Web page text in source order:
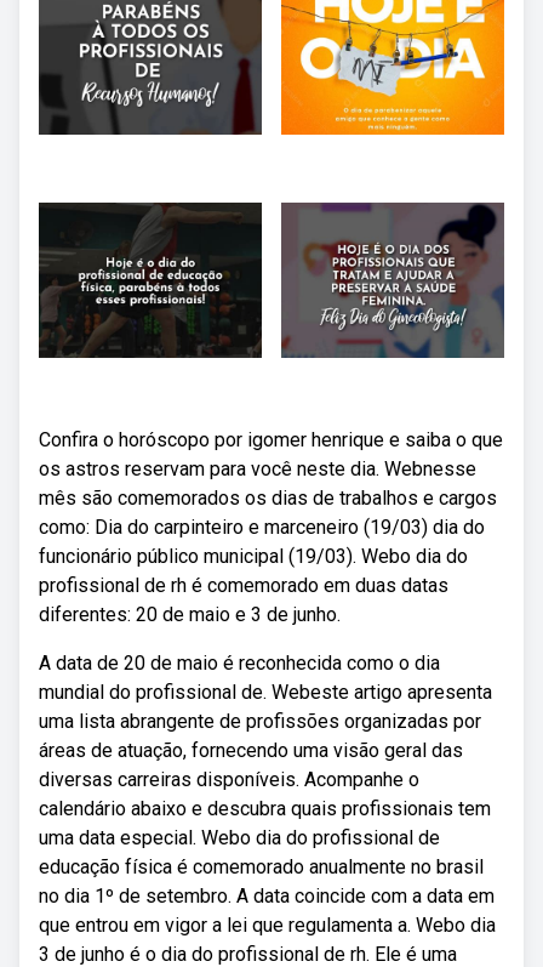
Confira o horóscopo por igomer henrique e saiba o que
os astros reservam para você neste dia. Webnesse
mês são comemorados os dias de trabalhos e cargos
como: Dia do carpinteiro e marceneiro (19/03) dia do
funcionário público municipal (19/03). Webo dia do
profissional de rh é comemorado em duas datas
diferentes: 20 de maio e 3 de junho.
A data de 20 de maio é reconhecida como o dia
mundial do profissional de. Webeste artigo apresenta
uma lista abrangente de profissões organizadas por
áreas de atuação, fornecendo uma visão geral das
diversas carreiras disponíveis. Acompanhe o
calendário abaixo e descubra quais profissionais tem
uma data especial. Webo dia do profissional de
educação física é comemorado anualmente no brasil
no dia 1º de setembro. A data coincide com a data em
que entrou em vigor a lei que regulamenta a. Webo dia
3 de junho é o dia do profissional de rh. Ele é uma